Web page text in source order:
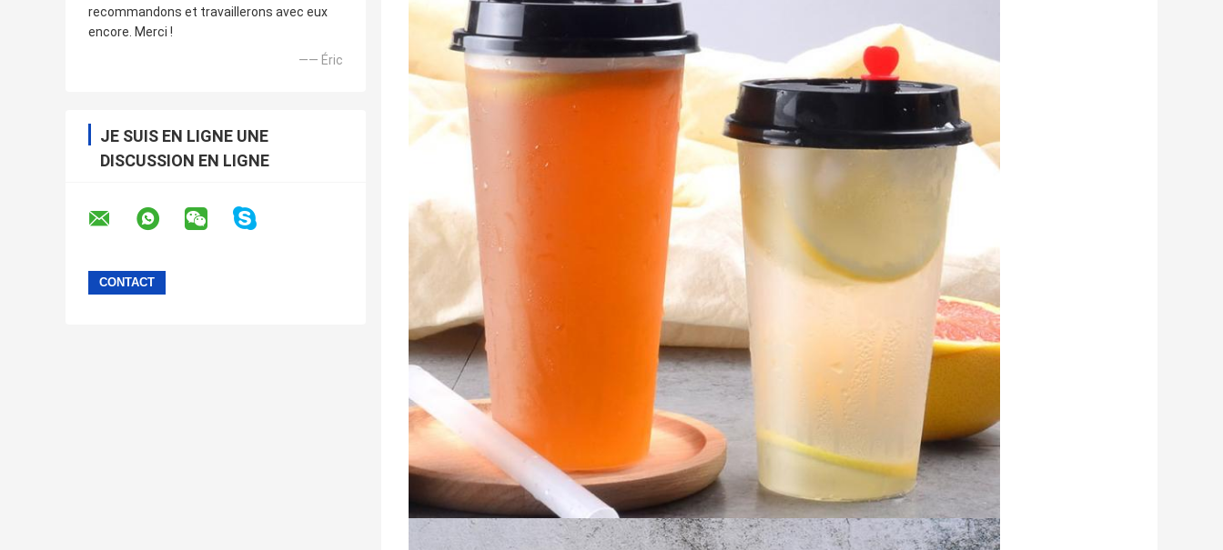
recommandons et travaillerons avec eux
encore. Merci !
—— Éric
JE SUIS EN LIGNE UNE
DISCUSSION EN LIGNE